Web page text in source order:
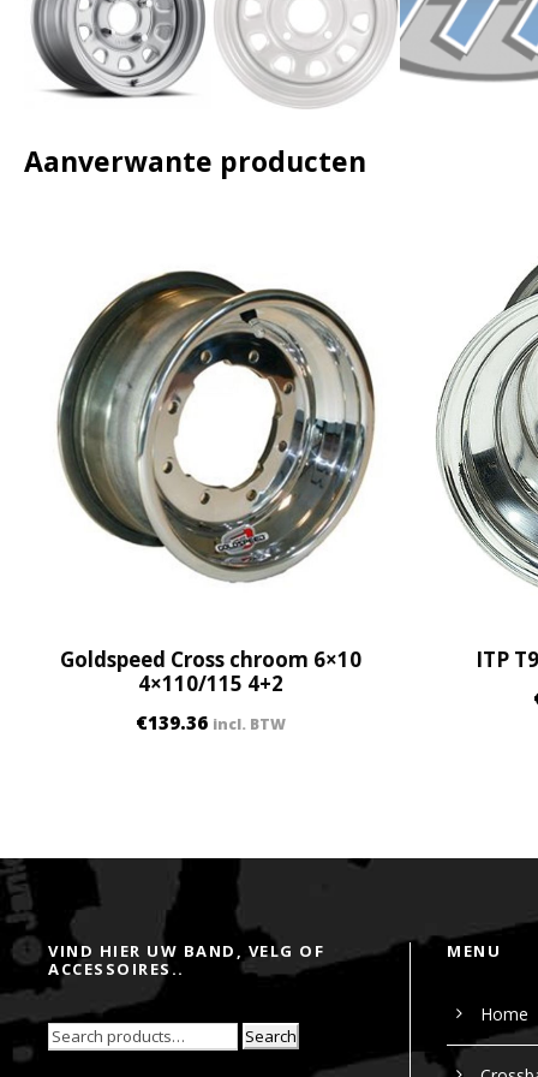
Aanverwante producten
Goldspeed Cross chroom 6×10
4×110/115 4+2
€139.36 incl. BTW
ITP
VIND HIER UW BAND, VELG OF
ACCESSOIRES..
Search
MENU
Home